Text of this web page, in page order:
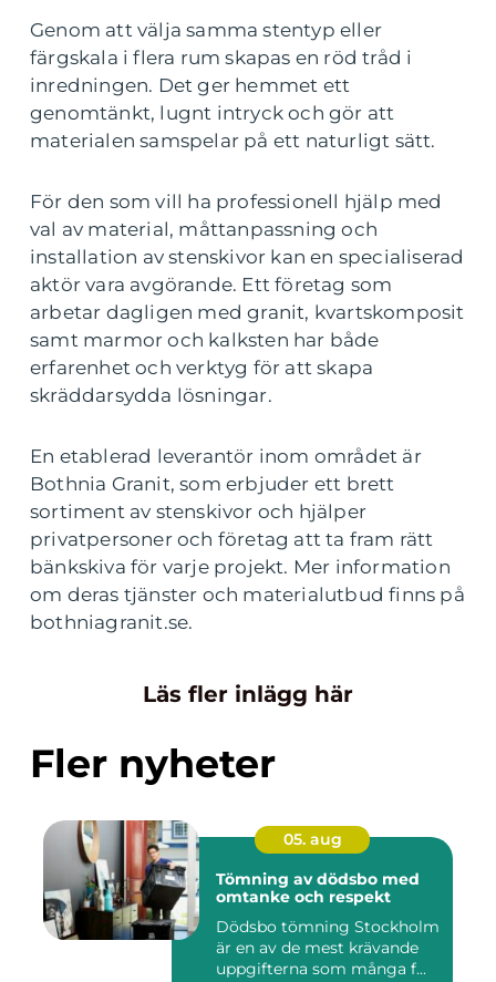
Genom att välja samma stentyp eller
färgskala i flera rum skapas en röd tråd i
inredningen. Det ger hemmet ett
genomtänkt, lugnt intryck och gör att
materialen samspelar på ett naturligt sätt.
För den som vill ha professionell hjälp med
val av material, måttanpassning och
installation av stenskivor kan en specialiserad
aktör vara avgörande. Ett företag som
arbetar dagligen med granit, kvartskomposit
samt marmor och kalksten har både
erfarenhet och verktyg för att skapa
skräddarsydda lösningar.
En etablerad leverantör inom området är
Bothnia Granit, som erbjuder ett brett
sortiment av stenskivor och hjälper
privatpersoner och företag att ta fram rätt
bänkskiva för varje projekt. Mer information
om deras tjänster och materialutbud finns på
bothniagranit.se.
Läs fler inlägg här
Fler nyheter
05. aug
Tömning av dödsbo med
omtanke och respekt
Dödsbo tömning Stockholm
är en av de mest krävande
uppgifterna som många f...